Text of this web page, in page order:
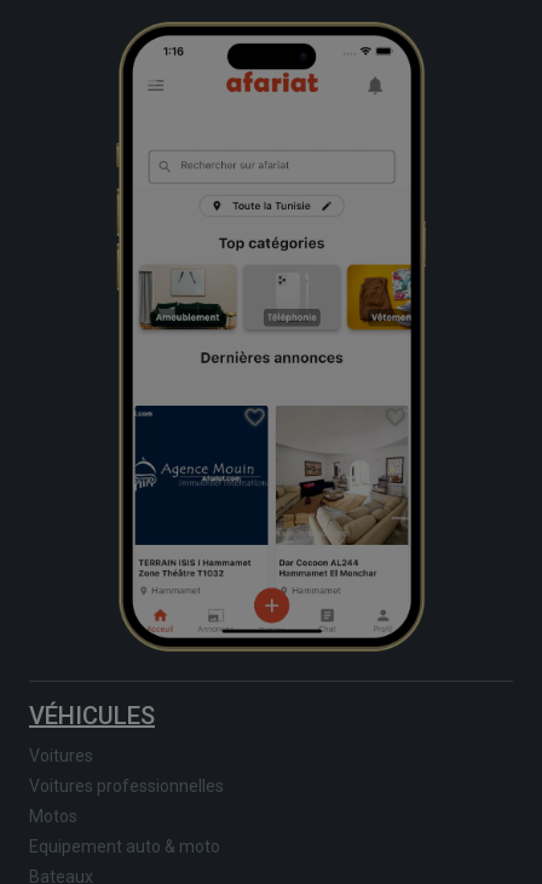
VÉHICULES
Voitures
Voitures professionnelles
Motos
Equipement auto & moto
Bateaux